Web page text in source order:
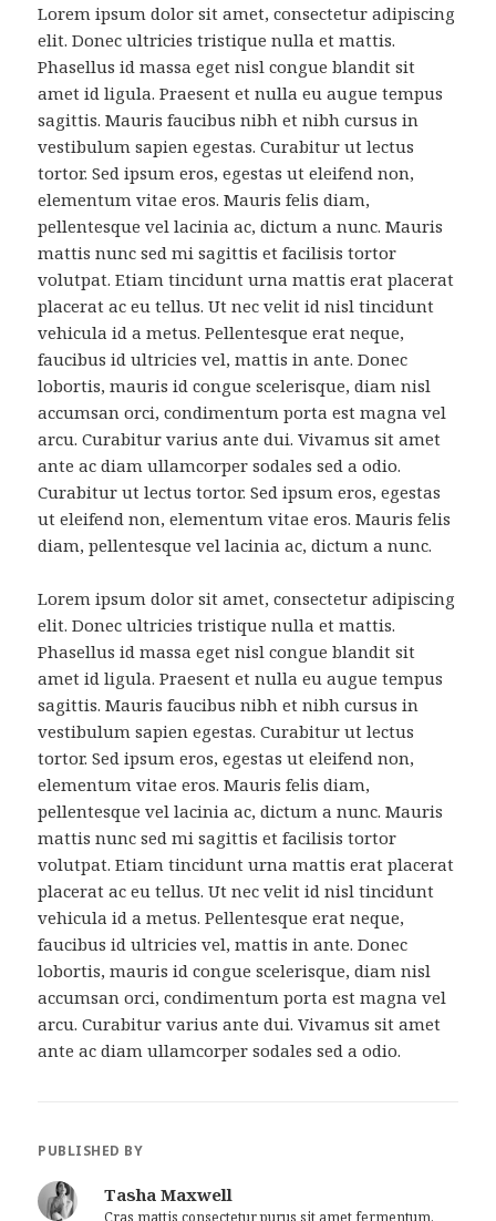
Lorem ipsum dolor sit amet, consectetur adipiscing
elit. Donec ultricies tristique nulla et mattis.
Phasellus id massa eget nisl congue blandit sit
amet id ligula. Praesent et nulla eu augue tempus
sagittis. Mauris faucibus nibh et nibh cursus in
vestibulum sapien egestas. Curabitur ut lectus
tortor. Sed ipsum eros, egestas ut eleifend non,
elementum vitae eros. Mauris felis diam,
pellentesque vel lacinia ac, dictum a nunc. Mauris
mattis nunc sed mi sagittis et facilisis tortor
volutpat. Etiam tincidunt urna mattis erat placerat
placerat ac eu tellus. Ut nec velit id nisl tincidunt
vehicula id a metus. Pellentesque erat neque,
faucibus id ultricies vel, mattis in ante. Donec
lobortis, mauris id congue scelerisque, diam nisl
accumsan orci, condimentum porta est magna vel
arcu. Curabitur varius ante dui. Vivamus sit amet
ante ac diam ullamcorper sodales sed a odio.
Curabitur ut lectus tortor. Sed ipsum eros, egestas
ut eleifend non, elementum vitae eros. Mauris felis
diam, pellentesque vel lacinia ac, dictum a nunc.
Lorem ipsum dolor sit amet, consectetur adipiscing
elit. Donec ultricies tristique nulla et mattis.
Phasellus id massa eget nisl congue blandit sit
amet id ligula. Praesent et nulla eu augue tempus
sagittis. Mauris faucibus nibh et nibh cursus in
vestibulum sapien egestas. Curabitur ut lectus
tortor. Sed ipsum eros, egestas ut eleifend non,
elementum vitae eros. Mauris felis diam,
pellentesque vel lacinia ac, dictum a nunc. Mauris
mattis nunc sed mi sagittis et facilisis tortor
volutpat. Etiam tincidunt urna mattis erat placerat
placerat ac eu tellus. Ut nec velit id nisl tincidunt
vehicula id a metus. Pellentesque erat neque,
faucibus id ultricies vel, mattis in ante. Donec
lobortis, mauris id congue scelerisque, diam nisl
accumsan orci, condimentum porta est magna vel
arcu. Curabitur varius ante dui. Vivamus sit amet
ante ac diam ullamcorper sodales sed a odio.
PUBLISHED BY
Tasha Maxwell